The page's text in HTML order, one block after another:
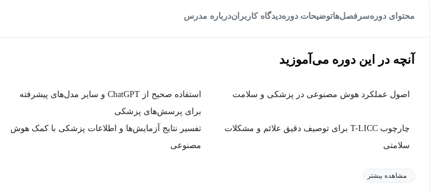
محتوای دورهسرفصل‌هاتوضیحات دورهدیدگاه کاربراندرباره مدرس
آنچه در این دوره می‌آموزید
اصول عملکرد هوش مصنوعی در پزشکی و سلامت
استفاده صحیح از ChatGPT و سایر مدل‌های پیشرفته
برای پرسش‌های پزشکی
چارچوب T-LICC برای توصیف دقیق علائم و مشکلات
سلامتی
تفسیر نتایج آزمایش‌ها و اطلاعات پزشکی با کمک هوش
مصنوعی
مشاهده بیشتر